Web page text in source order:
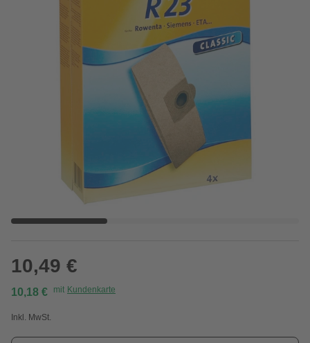
10,49 €
10,18 € mit Kundenkarte
Inkl. MwSt.